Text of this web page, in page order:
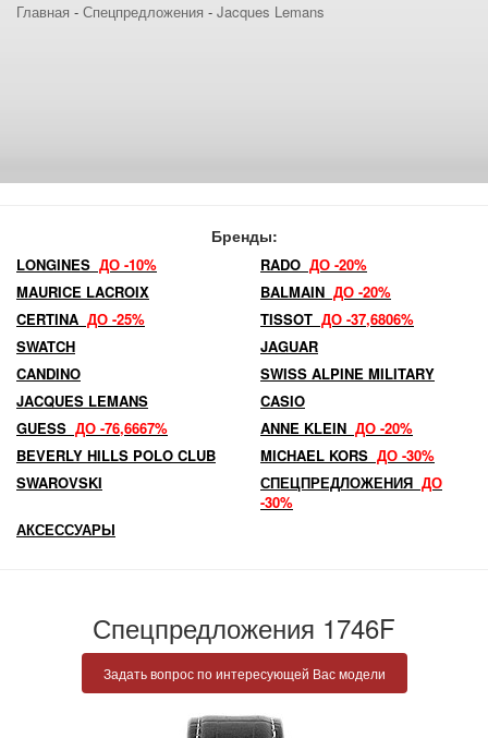
Главная - Спецпредложения - Jacques Lemans
Бренды:
LONGINES ДО -10% RADO ДО -20%
MAURICE LACROIX
BALMAIN ДО -20%
CERTINA ДО -25% TISSOT ДО -37,6806%
SWATCH
JAGUAR
CANDINO
SWISS ALPINE MILITARY
JACQUES LEMANS
CASIO
GUESS ДО -76,6667% ANNE KLEIN ДО -20%
BEVERLY HILLS POLO CLUB
MICHAEL KORS ДО -30%
SWAROVSKI
СПЕЦПРЕДЛОЖЕНИЯ ДО
-30%
АКСЕССУАРЫ
Спецпредложения 1746F
Задать вопрос по интересующей Вас модели